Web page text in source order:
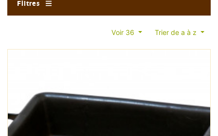
Filtres
Voir 36 Trier de a à z